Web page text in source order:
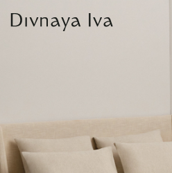
РАСПРОДАЖА
ПОСУДА И СЕРВИРОВКА